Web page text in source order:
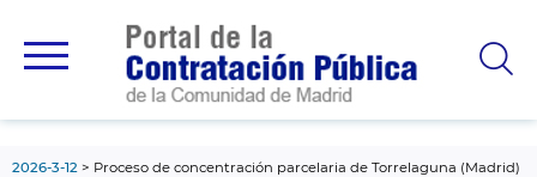
principal
2026-3-12 Proceso de concentración parcelaria de Torrelaguna (Madrid)